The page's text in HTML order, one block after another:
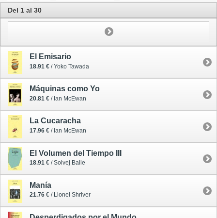
Del 1 al 30
El Emisario
18.91 € / Yoko Tawada
Máquinas como Yo
20.81 € / Ian McEwan
La Cucaracha
17.96 € / Ian McEwan
El Volumen del Tiempo III
18.91 € / Solvej Balle
Manía
21.76 € / Lionel Shriver